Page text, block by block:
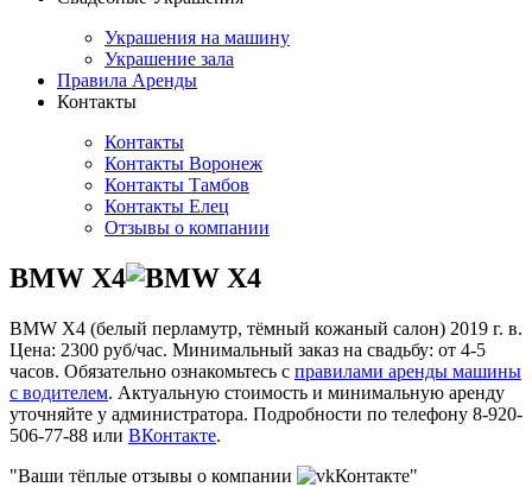
Украшения на машину
Украшение зала
Правила Аренды
Контакты
Контакты
Контакты Воронеж
Контакты Тамбов
Контакты Елец
Отзывы о компании
BMW X4
BMW X4 (белый перламутр, тёмный кожаный салон) 2019 г. в.
Цена: 2300 руб/час. Минимальный заказ на свадьбу: от 4-5
часов. Обязательно ознакомьтесь с правилами аренды машины
с водителем. Актуальную стоимость и минимальную аренду
уточняйте у администратора. Подробности по телефону 8-920-
506-77-88 или ВКонтакте.
"Ваши тёплые отзывы о компании
Контакте"